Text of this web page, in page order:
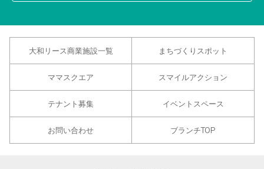
大和リース商業施設一覧 まちづくりスポット
ママスクエア スマイルアクション
テナント募集 イベントスペース
お問い合わせ ブランチTOP